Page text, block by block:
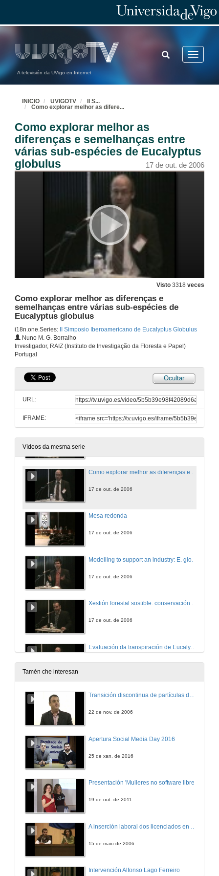
A televisión da UVigo en Internet
Toggle
TOGGLE
SEARCH
INICIO UVIGOTV II S...
Como explorar melhor as difere...
Como explorar melhor as
diferenças e semelhanças entre
várias sub-espécies de Eucalyptus
globulus
17 de out. de 2006
Visto 3318 veces
Como explorar melhor as diferenças e
semelhanças entre várias sub-espécies de
Eucalyptus globulus
i18n.one.Series:
II Simposio Iberoamericano de Eucalyptus Globulus
Nuno M. G. Borralho
Investigador, RAIZ (Instituto de Investigação da Floresta e Papel)
Portugal
Ocultar
URL:
IFRAME:
Vídeos da mesma serie
Acto inaugural
17 de out. de 2006
17 de out. de 2006
Importance of media mineral composition on the induction of somatic embryogenesis in Eucalyptus globulus Labill
17 de out. de 2006
Selección dunha variedade clonal de Eucalyptus globulus ssp. Globulus tolerante á enfermidade foliar Mycosphaerella sp. en el norte de España
17 de out. de 2006
Mesa redonda
17 de out. de 2006
17 de out. de 2006
Xestión forestal sostible: conservación da biodiversidade
17 de out. de 2006
17 de out. de 2006
Mesa redonda
Tamén che interesan
Transición discontinua de partículas de microgel termosensible
22 de nov. de 2006
Apertura Social Media Day 2016
25 de xan. de 2016
Presentación 'Mulleres no software libre'
19 de out. de 2011
15 de maio de 2006
Intervención Alfonso Lago Ferreiro